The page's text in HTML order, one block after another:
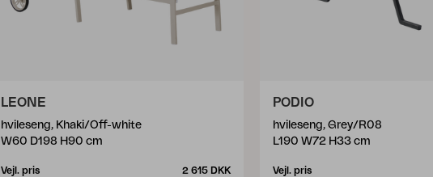
LEONE
hvileseng, Khaki/Off-white
W60 D198 H90 cm
Vejl. pris 2 615 DKK
PODIO
hvileseng, Grey/R08
L190 W72 H33 cm
Vejl. pris